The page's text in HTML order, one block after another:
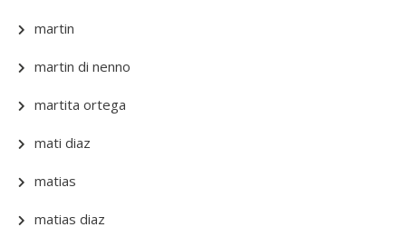
martin
martin di nenno
martita ortega
mati diaz
matias
matias diaz